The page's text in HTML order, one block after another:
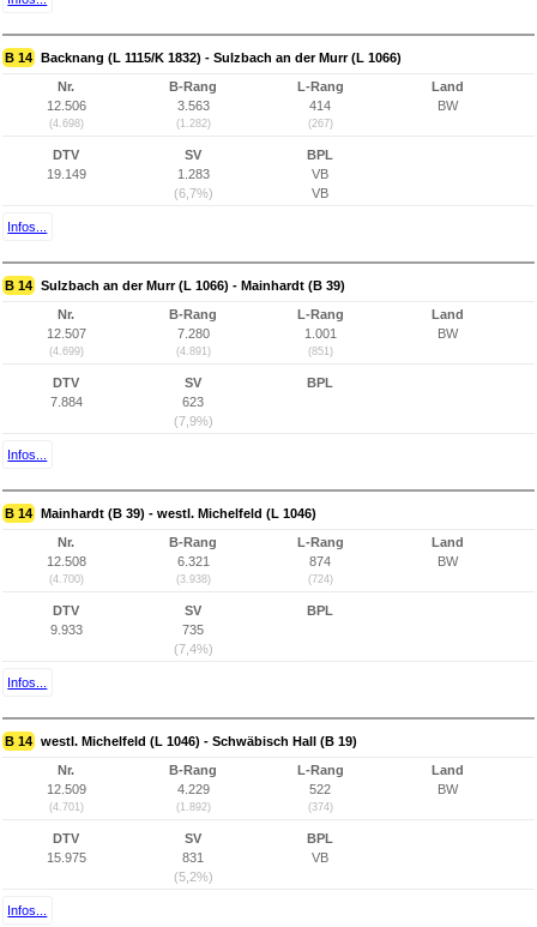
B 14 Backnang (L 1115/K 1832) - Sulzbach an der Murr (L 1066)
Nr.
12.506
(4.698)
B-Rang
3.563
(1.282)
L-Rang
414
(267)
Land
BW
DTV
19.149
SV
1.283
(6,7%)
BPL
VB
VB
Infos...
B 14 Sulzbach an der Murr (L 1066) - Mainhardt (B 39)
Nr.
12.507
(4.699)
B-Rang
7.280
(4.891)
L-Rang
1.001
(851)
Land
BW
DTV
7.884
SV
623
(7,9%)
BPL
Infos...
B 14 Mainhardt (B 39) - westl. Michelfeld (L 1046)
Nr.
12.508
(4.700)
B-Rang
6.321
(3.938)
L-Rang
874
(724)
Land
BW
DTV
9.933
SV
735
(7,4%)
BPL
Infos...
B 14 westl. Michelfeld (L 1046) - Schwäbisch Hall (B 19)
Nr.
12.509
(4.701)
B-Rang
4.229
(1.892)
L-Rang
522
(374)
Land
BW
DTV
15.975
SV
831
(5,2%)
BPL
VB
Infos...